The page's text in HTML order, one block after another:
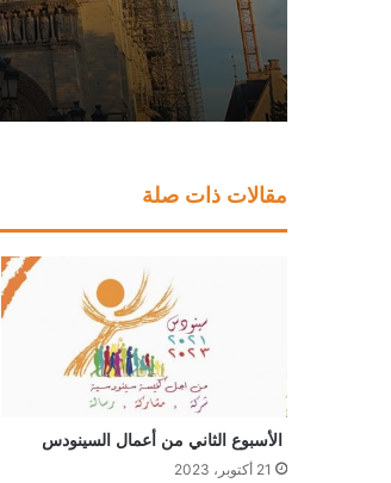
مقالات ذات صلة
الأسبوع الثاني من أعمال السينودس
21 أكتوبر، 2023